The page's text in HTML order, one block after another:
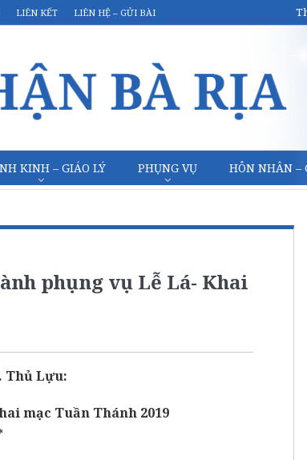
LIÊN KẾT LIÊN HỆ – GỬI BÀI
KINH – GIÁO LÝ PHỤNG VỤ HÔN NHÂN –
phụng vụ Lễ Lá- Khai
Thủ Lựu:
mạc Tuần Thánh 2019